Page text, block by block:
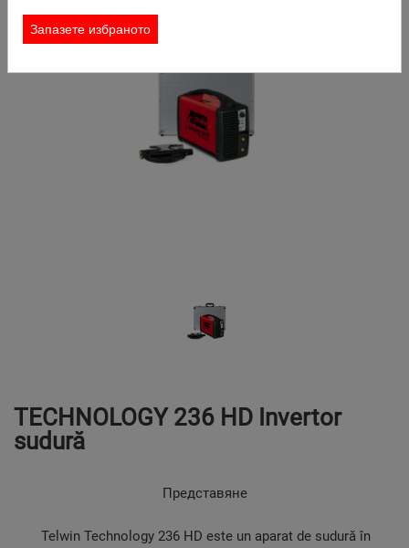
КОНТАКТ
TECHNOLOGY 236 HD Invertor
sudură
Представяне
Telwin Technology 236 HD este un aparat de sudură în
Запазете избраното